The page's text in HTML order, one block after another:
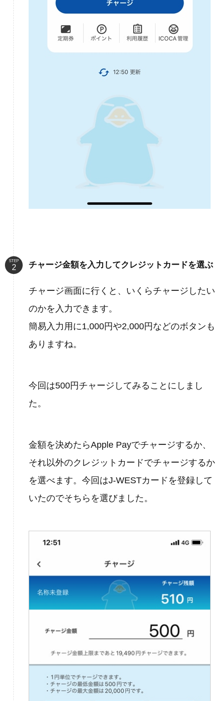
STEP チャージ金額を入力してクレジットカードを選ぶ
チャージ画面に行くと、いくらチャージしたい
のかを入力できます。
簡易入力用に1,000円や2,000円などのボタンも
ありますね。
今回は500円チャージしてみることにしまし
た。
金額を決めたらApple Payでチャージするか、
それ以外のクレジットカードでチャージするか
を選べます。今回はJ-WESTカードを登録して
いたのでそちらを選びました。